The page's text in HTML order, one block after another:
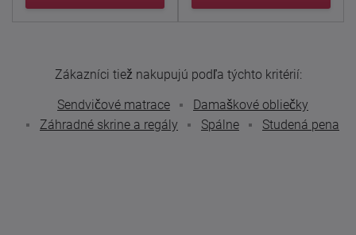
Zákazníci tiež nakupujú podľa týchto kritérií:
Sendvičové matrace
Damaškové obliečky
Záhradné skrine a regály
Spálne Studená pena